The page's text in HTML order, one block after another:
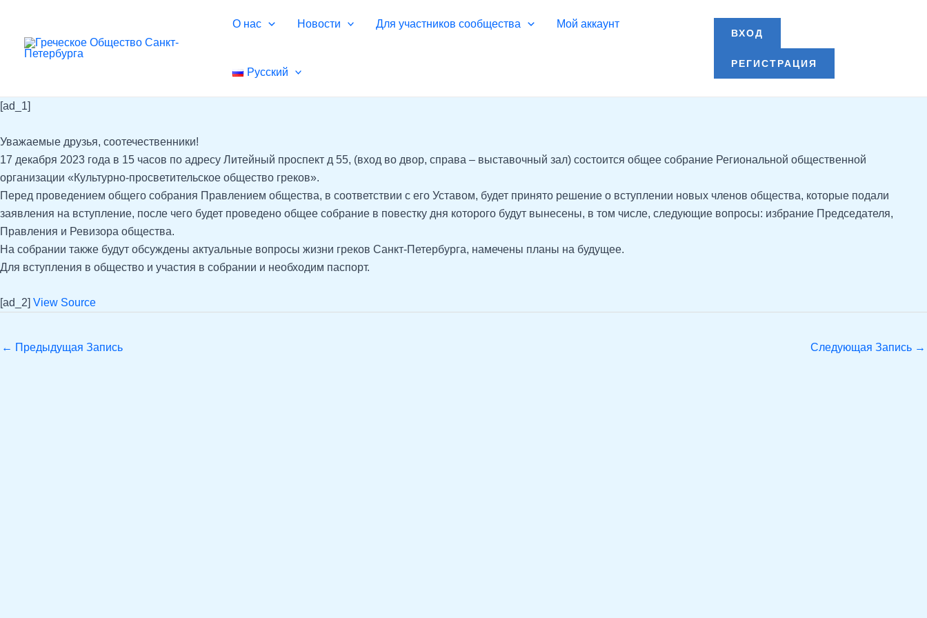
содержимому
О нас Новости Для участников сообщества Мой аккаунт
Русский
ВХОД
РЕГИСТРАЦИЯ
[ad_1]
Уважаемые друзья, соотечественники!
17 декабря 2023 года в 15 часов по адресу Литейный проспект д 55, (вход во двор, справа – выставочный зал) состоится общее собрание Региональной общественной
организации «Культурно-просветительское общество греков».
Перед проведением общего собрания Правлением общества, в соответствии с его Уставом, будет принято решение о вступлении новых членов общества, которые подали
заявления на вступление, после чего будет проведено общее собрание в повестку дня которого будут вынесены, в том числе, следующие вопросы: избрание Председателя,
Правления и Ревизора общества.
На собрании также будут обсуждены актуальные вопросы жизни греков Санкт-Петербурга, намечены планы на будущее.
Для вступления в общество и участия в собрании и необходим паспорт.
[ad_2] View Source
записям
← Предыдущая Запись Следующая Запись →